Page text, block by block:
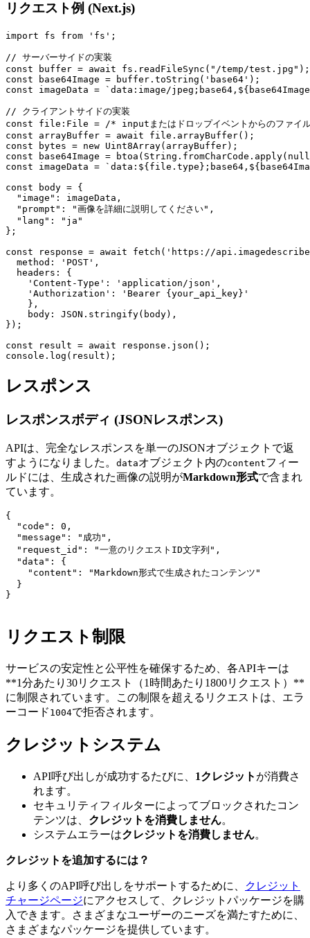
リクエスト例 (Next.js)
import fs from 'fs';
// サーバーサイドの実装
const buffer = await fs.readFileSync("/temp/test.jpg");
const base64Image = buffer.toString('base64');
const imageData = `data:image/
// クライアントサイドの実装
const file:File = /* inputまたはドロップイベントからのファ
const arrayBuffer = await file.arrayBuffer();
const bytes = new Uint8Array(arrayBuffer);
const base64Image =
const imageData =
const body = {
  "image": imageData,
  "prompt": "画像を詳細に説明してください",
  "lang": "ja"
};
const response = await fetch('https://
  method: 'POST',
  headers: {
    'Content-Type': 'application/json',
    'Authorization': 'Bearer {your_api_key}'
    },
    body: JSON.stringify(body),
});
const result = await response.json();
レスポンス
レスポンスボディ (JSONレスポンス)
APIは、完全なレスポンスを単一のJSONオブジェクトで返
すようになりました。 dataオブジェクト内のcontentフィー
ルドには、生成された画像の説明がMarkdown形式で含まれ
ています。
{
  "code": 0,
  "message": "成功",
  "request_id": "一意のリクエストID文字列",
  "data": {
    "content": "Markdown形式で生成されたコンテンツ"
  }
リクエスト制限
サービスの安定性と公平性を確保するため、各APIキーは
**1分あたり30リクエスト（1時間あたり1800リクエスト）**
に制限されています。この制限を超えるリクエストは、エラ
ーコード 1004で拒否されます。
クレジットシステム
API呼び出しが成功するたびに、 1クレジット が消費さ
れます。
セキュリティフィルターによってブロックされたコン
テンツは、 クレジットを消費しません。
システムエラーはクレジットを消費しません。
クレジットを追加するには？
より多くのAPI呼び出しをサポートするために、
クレジット
チャージページにアクセスして、クレジットパッケージを購
入できます。さまざまなユーザーのニーズを満たすために、
さまざまなパッケージを提供しています。